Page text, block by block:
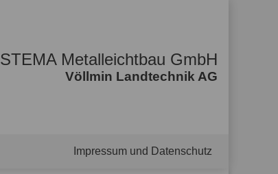
STEMA Metalleichtbau GmbH
Völlmin Landtechnik AG
Impressum und Datenschutz